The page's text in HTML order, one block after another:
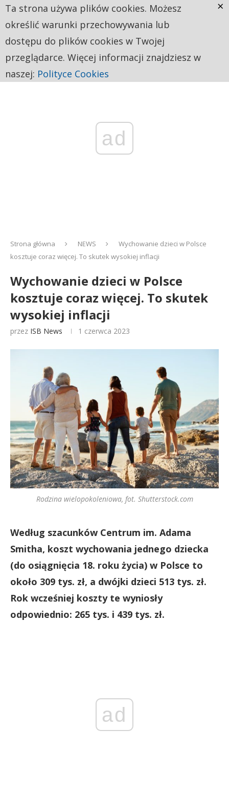
ad
Strona główna NEWS
Wychowanie dzieci w Polsce
kosztuje coraz więcej. To skutek wysokiej inflacji
Wychowanie dzieci w Polsce
kosztuje coraz więcej. To skutek
wysokiej inflacji
przez ISB News 1 czerwca 2023
Rodzina wielopokoleniowa, fot. Shutterstock.com
Według szacunków Centrum im. Adama
Smitha, koszt wychowania jednego dziecka
(do osiągnięcia 18. roku życia) w Polsce to
około 309 tys. zł, a dwójki dzieci 513 tys. zł.
Rok wcześniej koszty te wyniosły
odpowiednio: 265 tys. i 439 tys. zł.
ad
Ta strona używa plików cookies. Możesz
określić warunki przechowywania lub
dostępu do plików cookies w Twojej
przeglądarce. Więcej informacji znajdziesz w
naszej: Polityce Cookies
×